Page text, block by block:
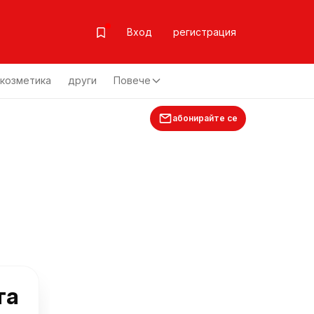
Вход регистрация
козметика други Повече
абонирайте се